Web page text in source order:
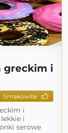
greckim i
Smakowite
i
i
serowe